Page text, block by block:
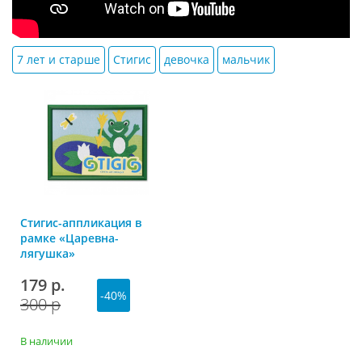
7 лет и старше Стигис девочка мальчик
Стигис-аппликация в
рамке «Царевна-
лягушка»
179 р.
300 р
-40%
В наличии